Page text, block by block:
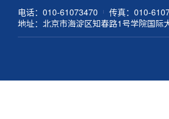
电话：010-61073470 传真：010-
地址：北京市海淀区知春路1号学院国